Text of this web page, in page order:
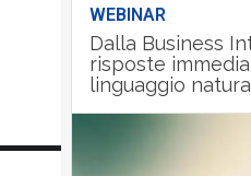
WEBINAR
Dalla Business
risposte
linguaggio